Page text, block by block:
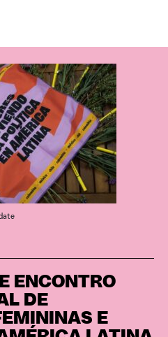
ENCONTRO
DE
E